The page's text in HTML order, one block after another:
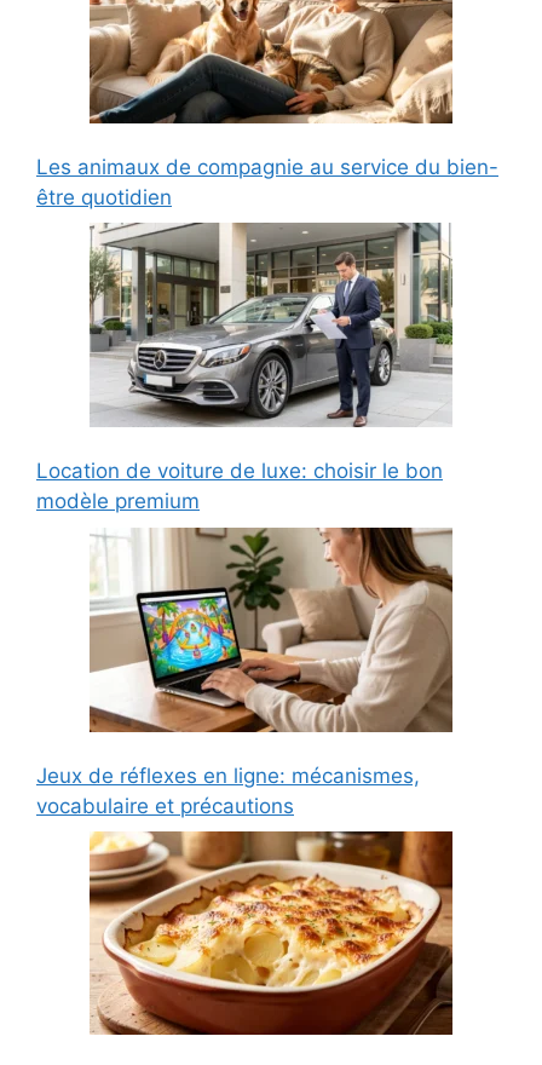
Les animaux de compagnie au service du bien-
être quotidien
Location de voiture de luxe: choisir le bon
modèle premium
Jeux de réflexes en ligne: mécanismes,
vocabulaire et précautions